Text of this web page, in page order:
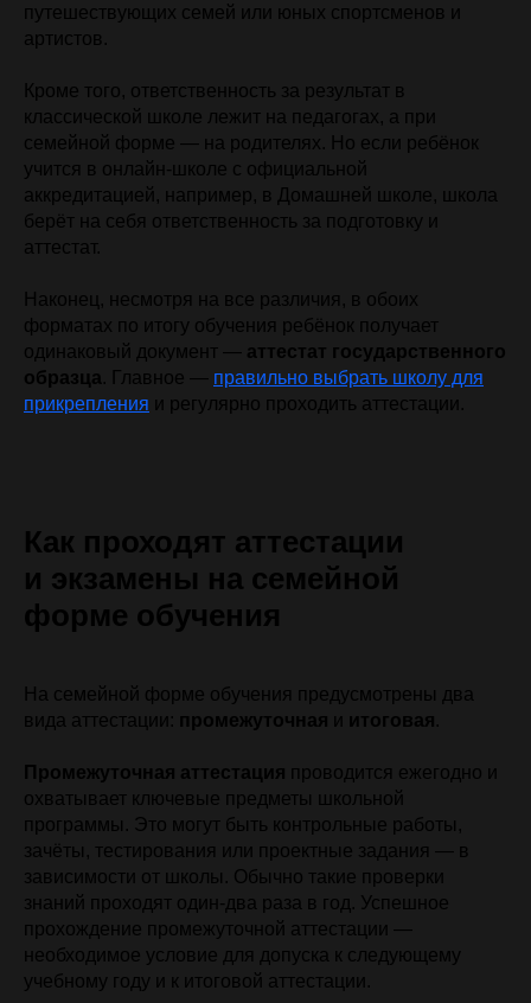
путешествующих семей или юных спортсменов и
артистов.
Кроме того, ответственность за результат в
классической школе лежит на педагогах, а при
семейной форме — на родителях. Но если ребёнок
учится в онлайн-школе с официальной
аккредитацией, например, в Домашней школе, школа
берёт на себя ответственность за подготовку и
аттестат.
Наконец, несмотря на все различия, в обоих
форматах по итогу обучения ребёнок получает
одинаковый документ — аттестат государственного
образца. Главное — правильно выбрать школу для
прикрепления и регулярно проходить аттестации.
Как проходят аттестации
и экзамены на семейной
форме обучения
На семейной форме обучения предусмотрены два
вида аттестации: промежуточная и итоговая.
Промежуточная аттестация проводится ежегодно и
охватывает ключевые предметы школьной
программы. Это могут быть контрольные работы,
зачёты, тестирования или проектные задания — в
зависимости от школы. Обычно такие проверки
знаний проходят один-два раза в год. Успешное
прохождение промежуточной аттестации —
необходимое условие для допуска к следующему
учебному году и к итоговой аттестации.